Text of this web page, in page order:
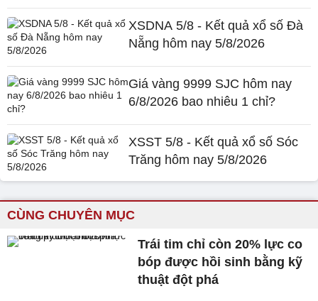
XSDNA 5/8 - Kết quả xổ số Đà
Nẵng hôm nay 5/8/2026
Giá vàng 9999 SJC hôm nay
6/8/2026 bao nhiêu 1 chỉ?
XSST 5/8 - Kết quả xổ số Sóc
Trăng hôm nay 5/8/2026
CÙNG CHUYÊN MỤC
Trái tim chỉ còn 20% lực co
bóp được hồi sinh bằng kỹ
thuật đột phá